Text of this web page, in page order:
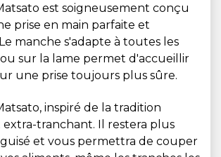
est soigneusement conçu
prise en main parfaite et
manche s'adapte à toutes les
sur la lame permet d'accueillir
une prise toujours plus sûre.
inspiré de la tradition
extra-tranchant. Il restera plus
et vous permettra de couper